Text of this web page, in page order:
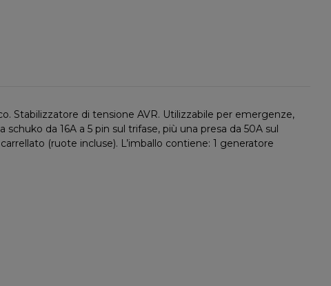
Stabilizzatore di tensione AVR. Utilizzabile per emergenze,
da 16A a 5 pin sul trifase, più una presa da 50A sul
(ruote incluse). L’imballo contiene: 1 generatore